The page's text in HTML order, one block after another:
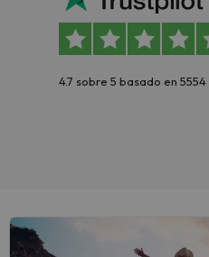
4.7 sobre 5 basado en